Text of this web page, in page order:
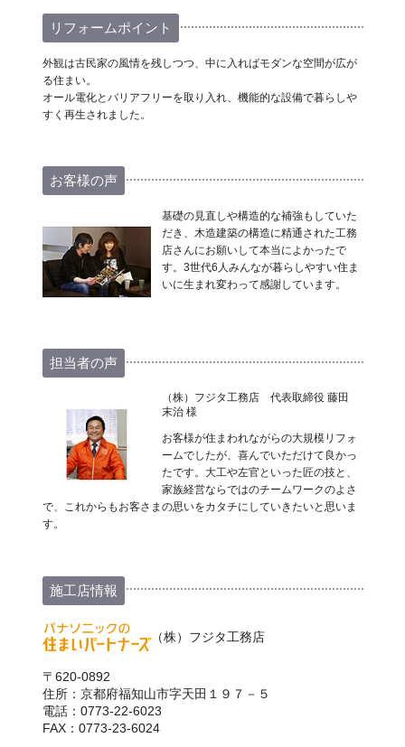
リフォームポイント
外観は古民家の風情を残しつつ、中に入ればモダンな空間が広が
る住まい。
オール電化とバリアフリーを取り入れ、機能的な設備で暮らしや
すく再生されました。
お客様の声
基礎の見直しや構造的な補強もしていた
だき、木造建築の構造に精通された工務
店さんにお願いして本当によかったで
す。3世代6人みんなが暮らしやすい住ま
いに生まれ変わって感謝しています。
担当者の声
（株）フジタ工務店 代表取締役 藤田
末治 様
お客様が住まわれながらの大規模リフォ
ームでしたが、喜んでいただけて良かっ
たです。大工や左官といった匠の技と、
家族経営ならではのチームワークのよさ
で、これからもお客さまの思いをカタチにしていきたいと思いま
す。
施工店情報
（株）フジタ工務店
〒620-0892
住所：京都府福知山市字天田１９７－５
電話：0773-22-6023
FAX：0773-23-6024